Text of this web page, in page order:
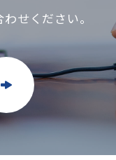
せください。